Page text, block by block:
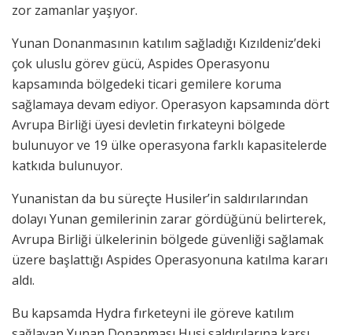
zor zamanlar yaşıyor.
Yunan Donanmasının katılım sağladığı Kızıldeniz’deki
çok uluslu görev gücü, Aspides Operasyonu
kapsamında bölgedeki ticari gemilere koruma
sağlamaya devam ediyor. Operasyon kapsamında dört
Avrupa Birliği üyesi devletin fırkateyni bölgede
bulunuyor ve 19 ülke operasyona farklı kapasitelerde
katkıda bulunuyor.
Yunanistan da bu süreçte Husiler’in saldırılarından
dolayı Yunan gemilerinin zarar gördüğünü belirterek,
Avrupa Birliği ülkelerinin bölgede güvenliği sağlamak
üzere başlattığı Aspides Operasyonuna katılma kararı
aldı.
Bu kapsamda Hydra fırketeyni ile göreve katılım